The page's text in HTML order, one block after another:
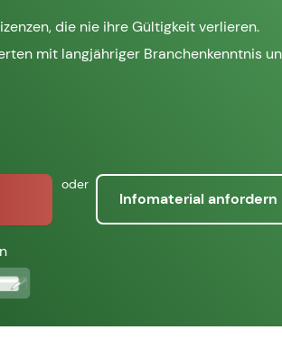
die nie ihre Gültigkeit verlieren.
mit langjähriger Branchenkenntnis
oder
Infomaterial anfordern